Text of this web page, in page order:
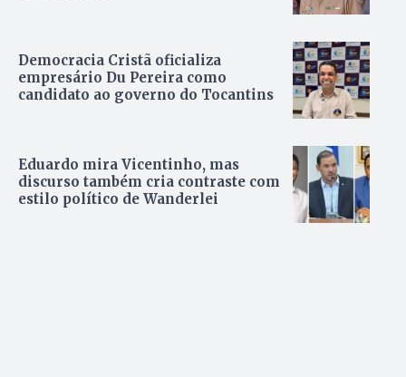
Democracia Cristã oficializa
empresário Du Pereira como
candidato ao governo do Tocantins
Eduardo mira Vicentinho, mas
discurso também cria contraste com
estilo político de Wanderlei